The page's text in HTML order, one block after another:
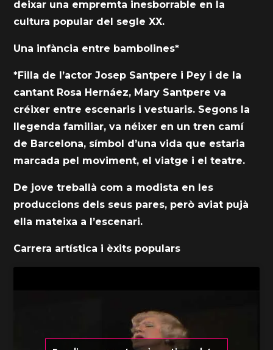
deixar una empremta inesborrable en la
cultura popular del segle XX.
Una infància entre bambolines*
*Filla de l’actor Josep Santpere i Pey i de la
cantant Rosa Hernáez, Mary Santpere va
créixer entre escenaris i vestuaris. Segons la
llegenda familiar, va néixer en un tren camí
de Barcelona, símbol d’una vida que estaria
marcada pel moviment, el viatge i el teatre.
De jove treballà com a modista en les
produccions dels seus pares, però aviat pujà
ella mateixa a l’escenari.
Carrera artística i èxits populars